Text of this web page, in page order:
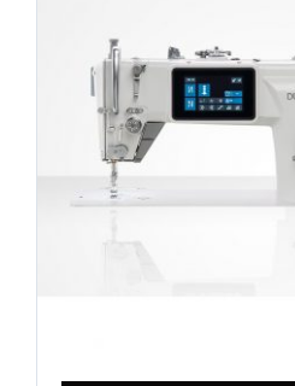
IN DEN WARENKORB